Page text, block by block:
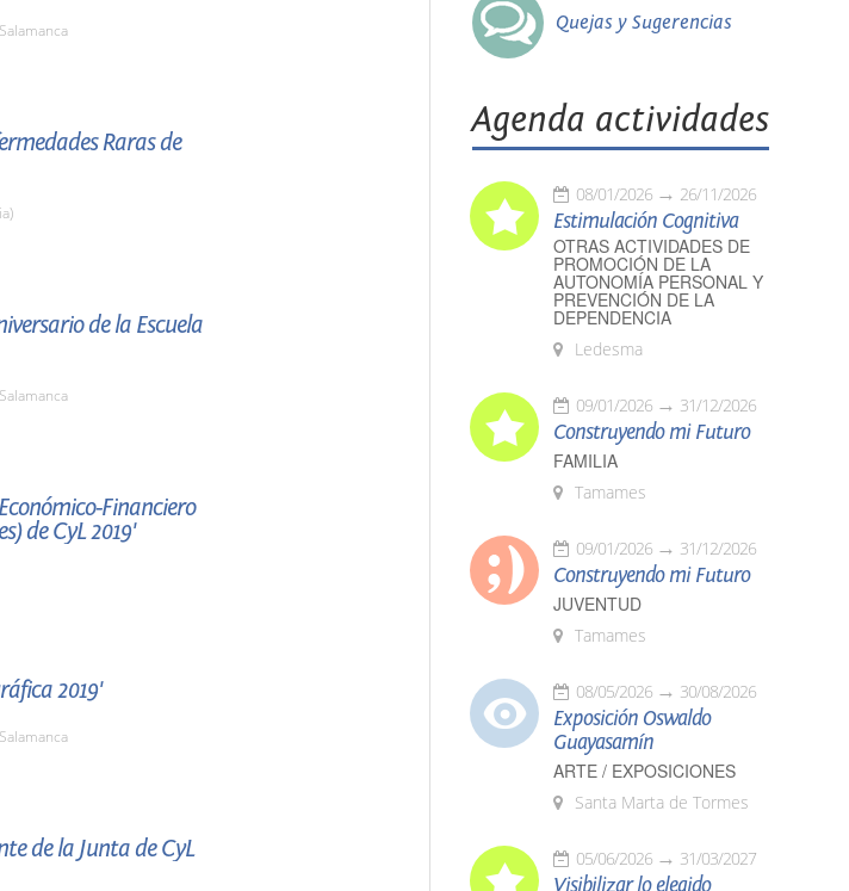
Raras de
de la Escuela
Financiero
de CyL 2019'
2019'
de la Junta de CyL
Quejas y Sugerencias
Agenda actividades
08/01/2026 26/11/2026
Estimulación Cognitiva
OTRAS ACTIVIDADES DE
PROMOCIÓN DE LA
AUTONOMÍA PERSONAL Y
PREVENCIÓN DE LA
DEPENDENCIA
Ledesma
09/01/2026 31/12/2026
Construyendo mi Futuro
FAMILIA
Tamames
09/01/2026 31/12/2026
Construyendo mi Futuro
JUVENTUD
Tamames
08/05/2026 30/08/2026
Exposición Oswaldo
Guayasamín
ARTE / EXPOSICIONES
Santa Marta de Tormes
05/06/2026 31/03/2027
Visibilizar lo elegido